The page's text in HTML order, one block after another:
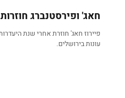
חאג' ופירסטנברג
עונות בירושלים.